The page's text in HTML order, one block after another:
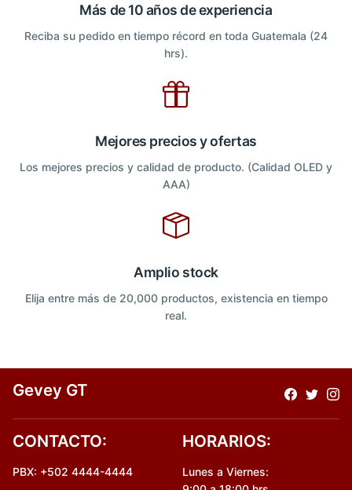
Más de 10 años de experiencia
Reciba su pedido en tiempo récord en toda Guatemala (24
hrs).
Mejores precios y ofertas
Los mejores precios y calidad de producto. (Calidad OLED y
AAA)
Amplio stock
Elija entre más de 20,000 productos, existencia en tiempo
real.
Gevey GT
CONTACTO:
PBX: +502 4444-4444
HORARIOS:
Lunes a Viernes: